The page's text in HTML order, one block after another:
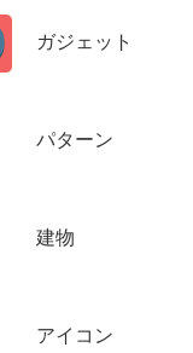
ガジェット
パターン
建物
アイコン